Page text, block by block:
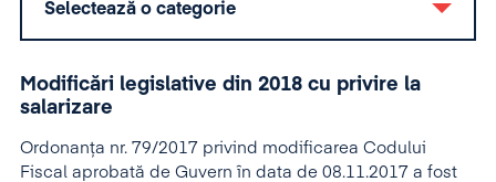
Selectează o categorie
Modificări legislative din 2018 cu privire la
salarizare
Ordonanţa nr. 79/2017 privind modificarea Codului
Fiscal aprobată de Guvern în data de 08.11.2017 a fost